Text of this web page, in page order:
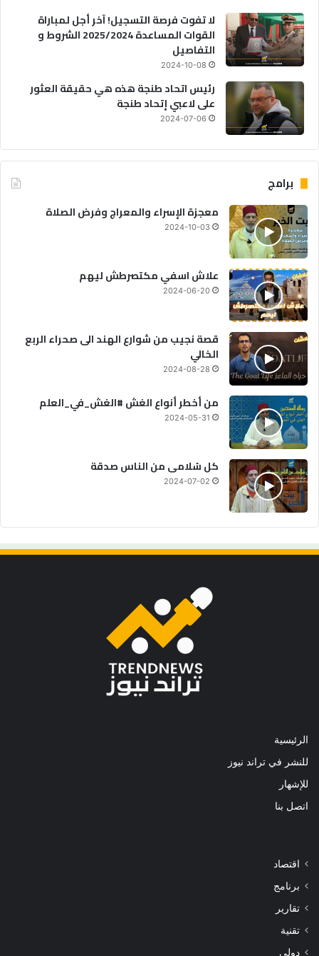
لا تفوت فرصة التسجيل! آخر أجل لمباراة
القوات المساعدة 2025/2024 الشروط و
التفاصيل
2024-10-08
رئيس اتحاد طنجة هذه هي حقيقة العثور
على لاعبي إتحاد طنجة
2024-07-06
برامج
معجزة الإسراء والمعراج وفرض الصلاة
2024-10-03
علاش اسفي مكتصرطش ليهم
2024-06-20
قصة نجيب من شوارع الهند الى صحراء الربع
الخالي
2024-08-28
من أخطر أنواع الغش #الغش_في_العلم
2024-05-31
كل سُلامى من الناس صدقة
2024-07-02
الرئيسية
للنشر في تراند نيوز
للإشهار
اتصل بنا
اقتصاد
برنامج
تقارير
تقنية
دولي